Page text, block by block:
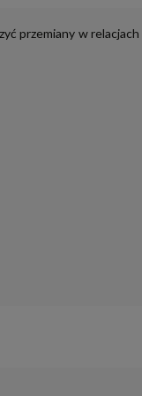
przemiany w